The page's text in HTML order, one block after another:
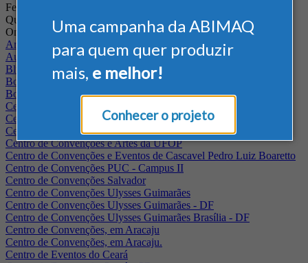
Uma campanha da ABIMAQ
para quem quer produzir
mais, e melhor!
Conhecer o projeto
Feiras
Quando
Onde
Arena Jaguariuna
Auditório Albano Franco - FIEPA
Blumenau - SC
BolognaFiere
Boulevard Olimpico - RJ
Centro Internacional de Convenções do Brasil, em Brasília
Centro de Convenções - SE
Centro de Convenções de Pernambuco - PE
Centro de Convenções e Artes da UFOP
Centro de Convenções e Eventos de Cascavel Pedro Luiz Boaretto
Centro de Convenções PUC - Campus II
Centro de Convenções Salvador
Centro de Convenções Ulysses Guimarães
Centro de Convenções Ulysses Guimarães - DF
Centro de Convenções Ulysses Guimarães Brasília - DF
Centro de Convenções, em Aracaju
Centro de Convenções, em Aracaju.
Centro de Eventos do Ceará